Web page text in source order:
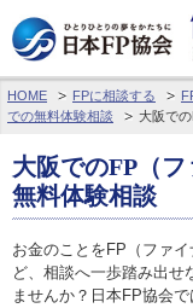
わたしたちのくらしと
FPに相談する
FP資格取得を目指す
FP技能検定
HOME FPに相談する
での無料体験相談
大阪で
大阪でのFP（フ
無料体験相談
お金のことをFP（ファ
ど、相談へ一歩踏み出
ませんか？日本FP協会